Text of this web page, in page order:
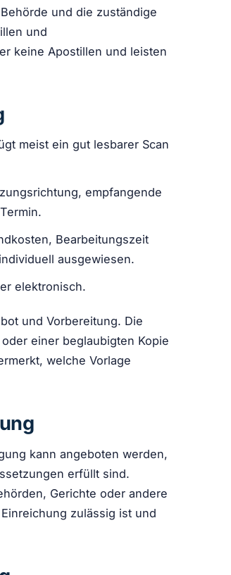
und die zuständige
und
keine Apostillen und leisten
meist ein gut lesbarer Scan
empfangende
Bearbeitungszeit
ausgewiesen.
elektronisch.
und Vorbereitung. Die
einer beglaubigten Kopie
welche Vorlage
kann angeboten werden,
erfüllt sind.
Gerichte oder andere
zulässig ist und